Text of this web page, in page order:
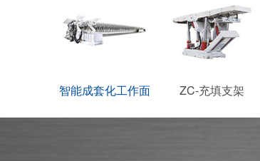
智能成套化工作面 ZC-充填支架